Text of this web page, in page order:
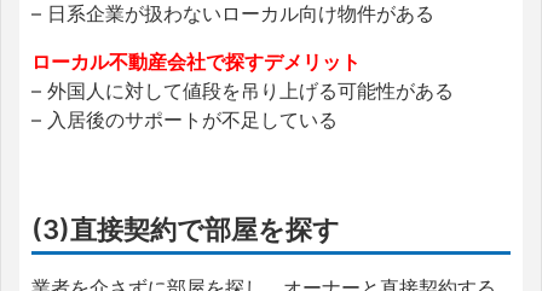
– 日系企業が扱わないローカル向け物件がある
ローカル不動産会社で探すデメリット
– 外国人に対して値段を吊り上げる可能性がある
– 入居後のサポートが不足している
(3)直接契約で部屋を探す